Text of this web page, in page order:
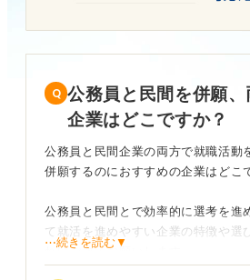
公務員と民間を併願
企業はどこですか？
公務員と民間企業の両方で就職活動
併願するのにおすすめの企業はどこ
公務員と民間とで効率的に選考を進
て就活を進めやすい企業の特徴や選
ればご教示お願いします。
⋯続きを読む▼